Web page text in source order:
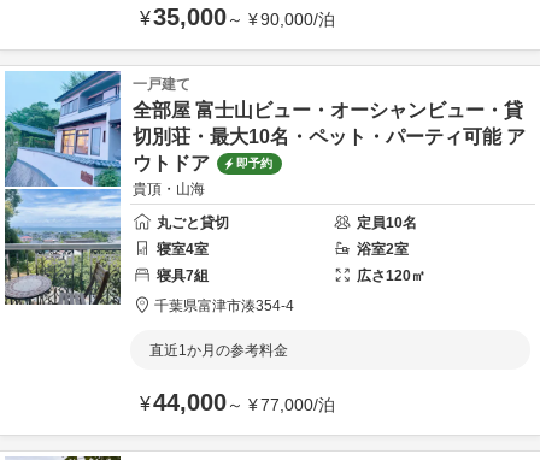
¥35,000～ ¥90,000/泊
一戸建て
全部屋 富士山ビュー・オーシャンビュー・貸
切別荘・最大10名・ペット・パーティ可能 ア
ウトドア
即予約
貴頂・山海
丸ごと貸切
定員10名
寝室4室 浴室2室
寝具7組 広さ120㎡
千葉県富津市湊354‐4
直近1か月の参考料金
¥44,000～ ¥77,000/泊